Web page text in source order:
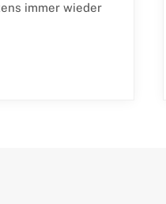
immer wieder